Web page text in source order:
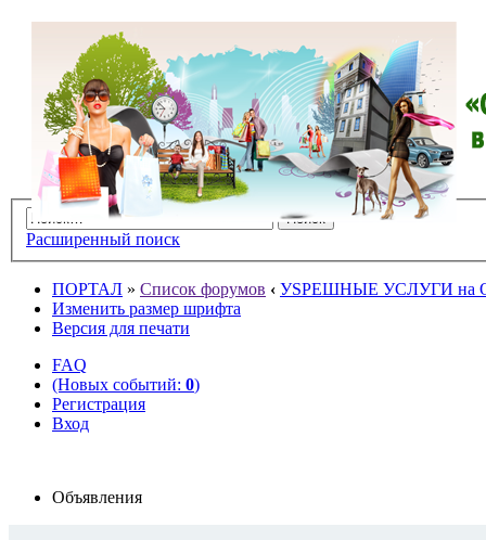
Расширенный поиск
ПОРТАЛ » Список форумов ‹ УSPЕШНЫЕ УСЛУГИ на
Изменить размер шрифта
Версия для печати
FAQ
(Новых событий: 0)
Регистрация
Вход
Объявления